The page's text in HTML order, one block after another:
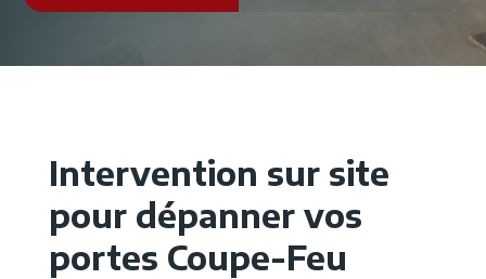
Intervention sur site
pour dépanner vos
portes Coupe-Feu